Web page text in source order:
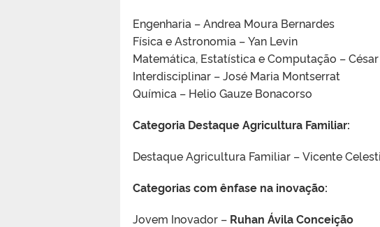
Engenharia – Andrea Moura Bernardes
Física e Astronomia – Yan Levin
Matemática, Estatística e Computação –
Interdisciplinar – José Maria Montserrat
Química – Helio Gauze Bonacorso
Categoria Destaque Agricultura Familiar:
Destaque Agricultura Familiar – Vicente
Categorias com ênfase na inovação:
Jovem Inovador – Ruhan Ávila Conceição